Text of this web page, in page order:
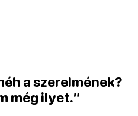
a szerelmének?
még ilyet.”